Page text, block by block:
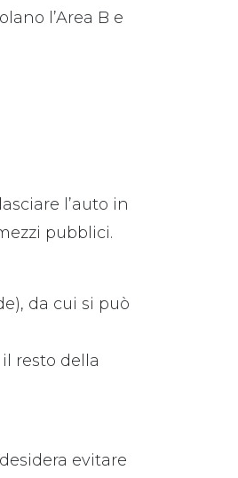
l’Area B e
l’auto in
pubblici.
da cui si può
resto della
evitare